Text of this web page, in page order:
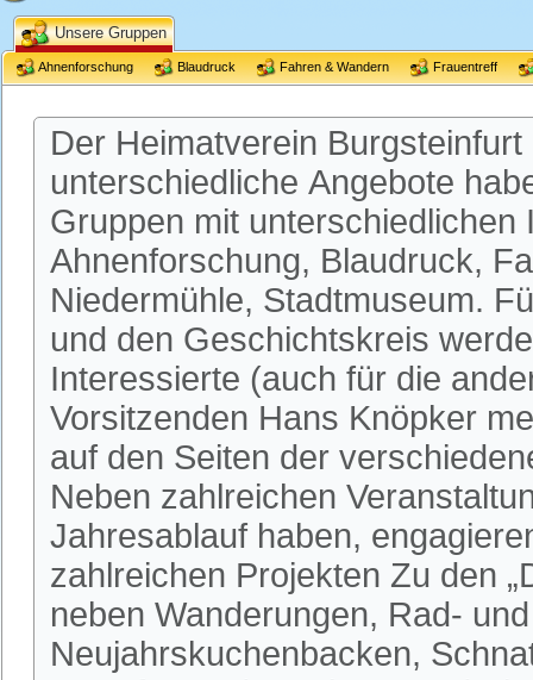
Unsere Gruppen
Ahnenforschung Blaudruck Fahren & Wandern Frauentreff
Der Heimatverein
unterschiedliche Angebote
Gruppen mit
Ahnenforschung, Blaudruck,
Niedermühle, Stadtmuseum.
und den Geschichtskreis
Interessierte (auch für die
Vorsitzenden Hans Knöpker
auf den Seiten der
Neben zahlreichen
Jahresablauf haben,
zahlreichen Projekten Zu den
neben Wanderungen, Rad-
Neujahrskuchenbacken,